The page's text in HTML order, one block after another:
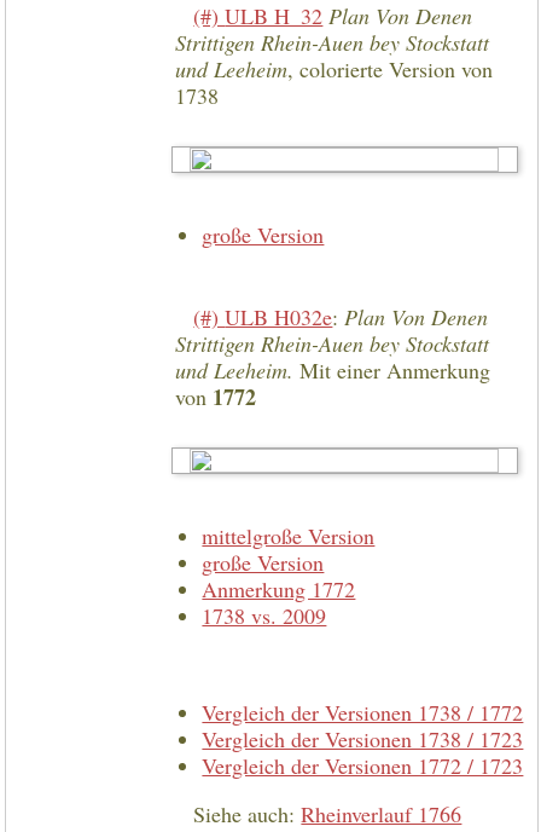
(#)ULB H_32 Plan Von Denen
Strittigen Rhein-Auen bey Stockstatt
und Leeheim, colorierte Version von
1738
große Version
(#)ULB H032e:Plan Von Denen
Strittigen Rhein-Auen bey Stockstatt
und Leeheim. Mit einer Anmerkung
von 1772
mittelgroße Version
große Version
Anmerkung 1772
1738 vs. 2009
Vergleich der Versionen 1738 / 1772
Vergleich der Versionen 1738 / 1723
Vergleich der Versionen 1772 / 1723
Siehe auch:Rheinverlauf 1766